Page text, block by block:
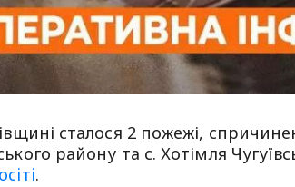
сталося 2 пожежі,
району та с. Хотімля
.